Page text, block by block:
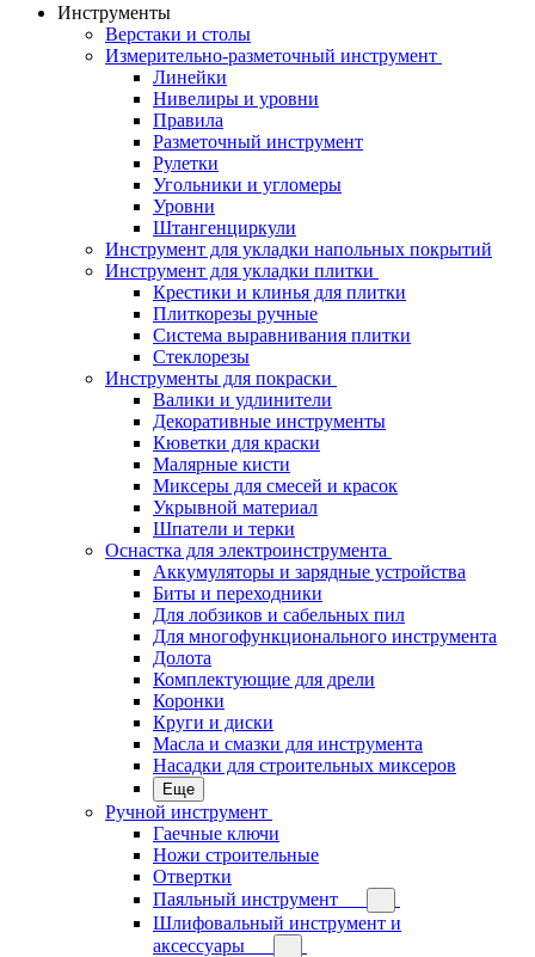
Инструменты
Верстаки и столы
Измерительно-разметочный инструмент
Линейки
Нивелиры и уровни
Правила
Разметочный инструмент
Рулетки
Угольники и угломеры
Уровни
Штангенциркули
Инструмент для укладки напольных покрытий
Инструмент для укладки плитки
Крестики и клинья для плитки
Плиткорезы ручные
Система выравнивания плитки
Стеклорезы
Инструменты для покраски
Валики и удлинители
Декоративные инструменты
Кюветки для краски
Малярные кисти
Миксеры для смесей и красок
Укрывной материал
Шпатели и терки
Оснастка для электроинструмента
Аккумуляторы и зарядные устройства
Биты и переходники
Для лобзиков и сабельных пил
Для многофункционального инструмента
Долота
Комплектующие для дрели
Коронки
Круги и диски
Масла и смазки для инструмента
Насадки для строительных миксеров
Еще
Ручной инструмент
Гаечные ключи
Ножи строительные
Отвертки
Паяльный инструмент
Шлифовальный инструмент и
аксессуары